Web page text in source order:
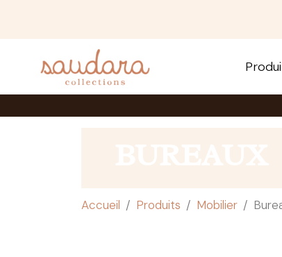
Accueil Produits Mobilier